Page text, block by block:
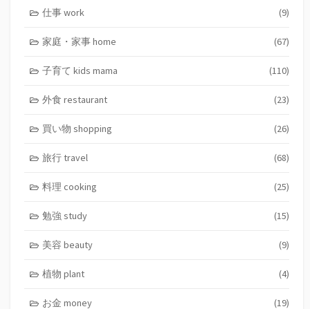
仕事 work (9)
家庭・家事 home (67)
子育て kids mama (110)
外食 restaurant (23)
買い物 shopping (26)
旅行 travel (68)
料理 cooking (25)
勉強 study (15)
美容 beauty (9)
植物 plant (4)
お金 money (19)